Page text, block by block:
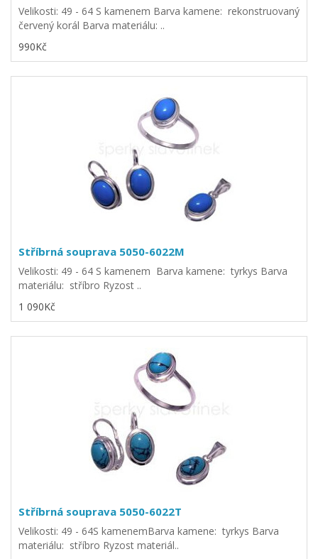
Velikosti: 49 - 64 S kamenem Barva kamene: rekonstruovaný
červený korál Barva materiálu: ..
990Kč
Stříbrná souprava 5050-6022M
Velikosti: 49 - 64 S kamenem Barva kamene: tyrkys Barva
materiálu: stříbro Ryzost ..
1 090Kč
Stříbrná souprava 5050-6022T
Velikosti: 49 - 64S kamenemBarva kamene: tyrkys Barva
materiálu: stříbro Ryzost materiál..